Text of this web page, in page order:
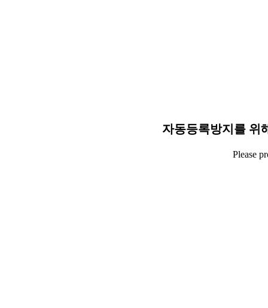
자동등록방지를 위
Please